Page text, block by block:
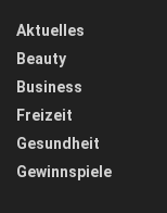
Aktuelles
Beauty
Business
Freizeit
Gesundheit
Gewinnspiele